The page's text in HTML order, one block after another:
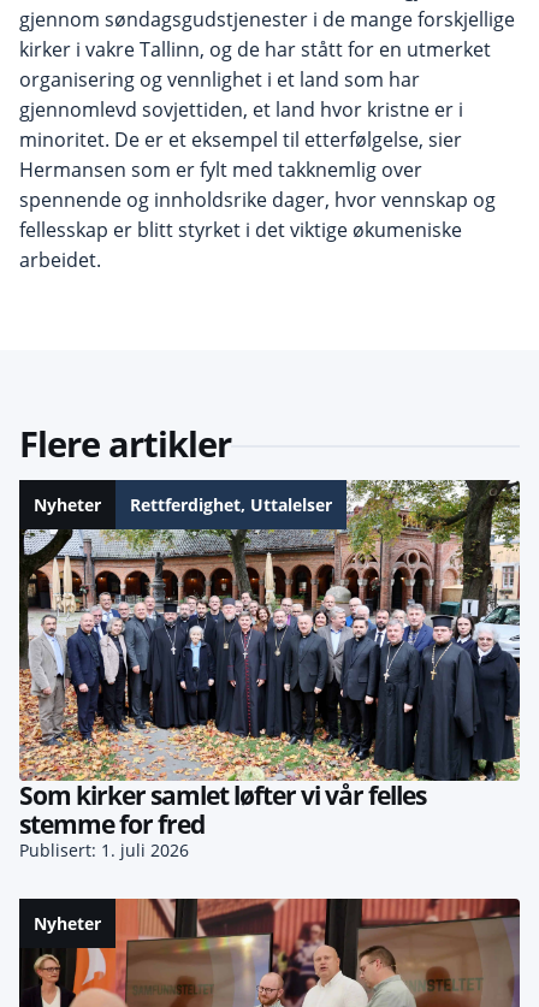
gjennom søndagsgudstjenester i de mange forskjellige
kirker i vakre Tallinn, og de har stått for en utmerket
organisering og vennlighet i et land som har
gjennomlevd sovjettiden, et land hvor kristne er i
minoritet. De er et eksempel til etterfølgelse, sier
Hermansen som er fylt med takknemlig over
spennende og innholdsrike dager, hvor vennskap og
fellesskap er blitt styrket i det viktige økumeniske
arbeidet.
Flere artikler
Nyheter Rettferdighet, Uttalelser
Som kirker samlet løfter vi vår felles
stemme for fred
Publisert: 1. juli 2026
Nyheter